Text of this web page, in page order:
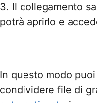
3. Il collegamento
potrà aprirlo e
In questo modo
condividere file di